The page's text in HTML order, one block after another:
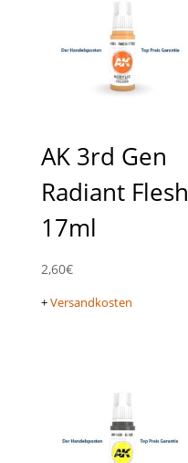
AK 3rd Gen
Radiant Flesh
17ml
2,60€
+Versandkosten